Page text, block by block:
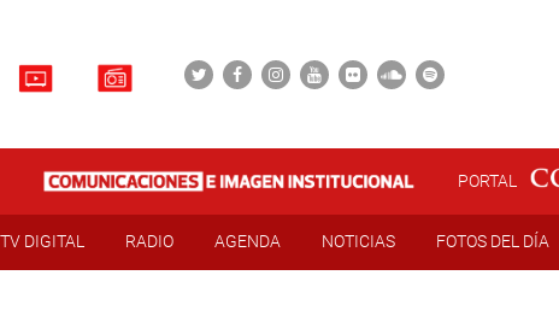
PORTAL
TV DIGITAL RADIO AGENDA NOTICIAS FOTOS DEL DÍA